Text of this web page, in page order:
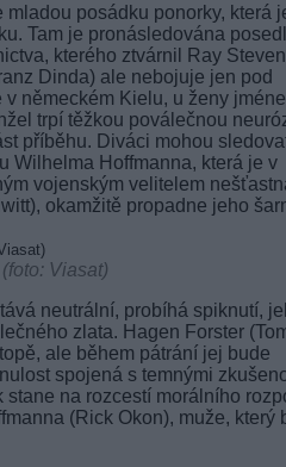
posádku ponorky, která
Tam je pronásledována
kterého ztvárnil Ray
Dinda) ale nebojuje jen pod
německém Kielu, u ženy
trpí těžkou poválečnou
příběhu. Diváci mohou
Wilhelma Hoffmanna, která je v
vojenským velitelem
okamžitě propadne jeho
Viasat)
neutrální, probíhá spiknutí,
zlata. Hagen Forster
ale během pátrání jej bude
spojená s temnými
stane na rozcestí morálního
(Rick Okon), muže, který